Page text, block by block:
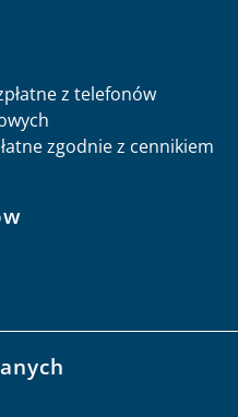
z telefonów
zgodnie z cennikiem